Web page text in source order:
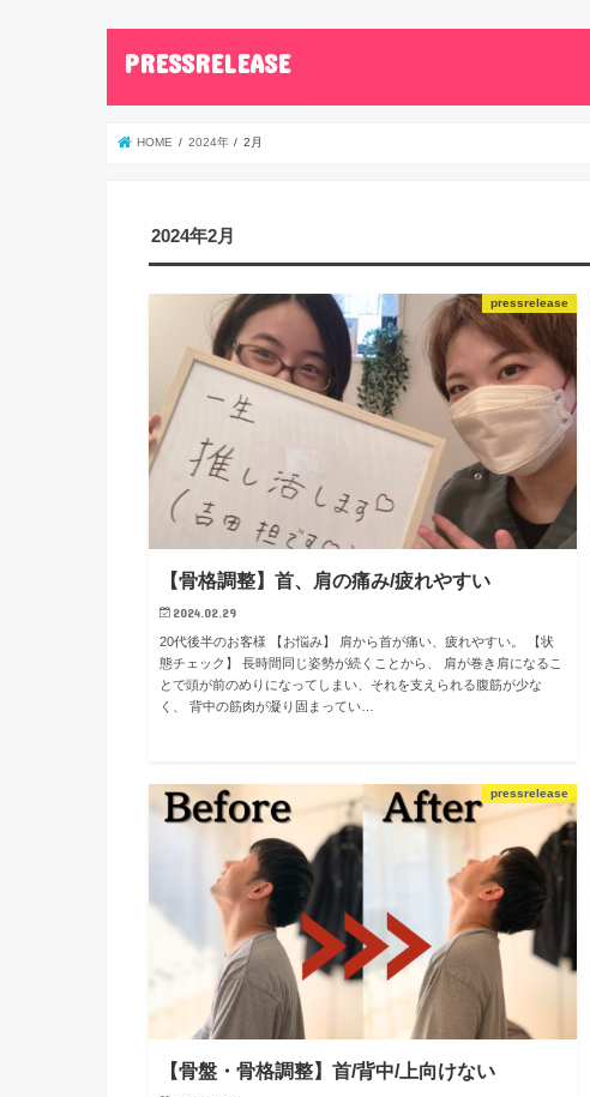
PRESSRELEASE
HOME 2024年 2月
2024年2月
pressrelease
【骨格調整】首、肩の痛み/疲れやすい
2024.02.29
20代後半のお客様 【お悩み】 肩から首が痛い、疲れやすい。 【状
態チェック】 長時間同じ姿勢が続くことから、 肩が巻き肩になるこ
とで頭が前のめりになってしまい、それを支えられる腹筋が少な
く、 背中の筋肉が凝り固まってい…
pressrelease
【骨盤・骨格調整】首/背中/上向けない